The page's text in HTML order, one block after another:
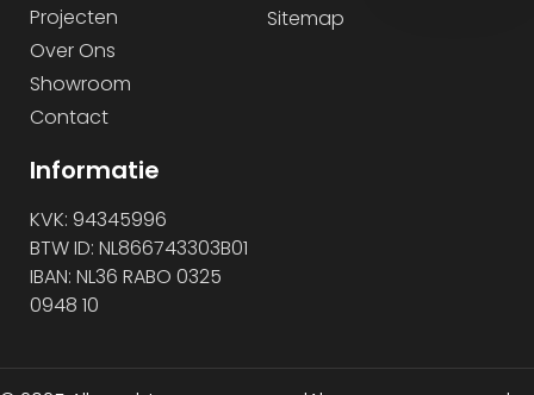
Projecten
Over Ons
Showroom
Contact
Sitemap
Informatie
KVK: 94345996
BTW ID: NL866743303B01
IBAN: NL36 RABO 0325
0948 10